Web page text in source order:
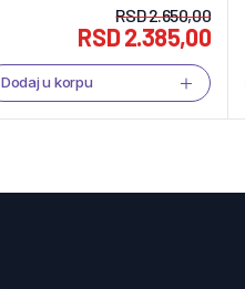
RSD2.650,00
RSD2.385,00
Dodaj u korpu